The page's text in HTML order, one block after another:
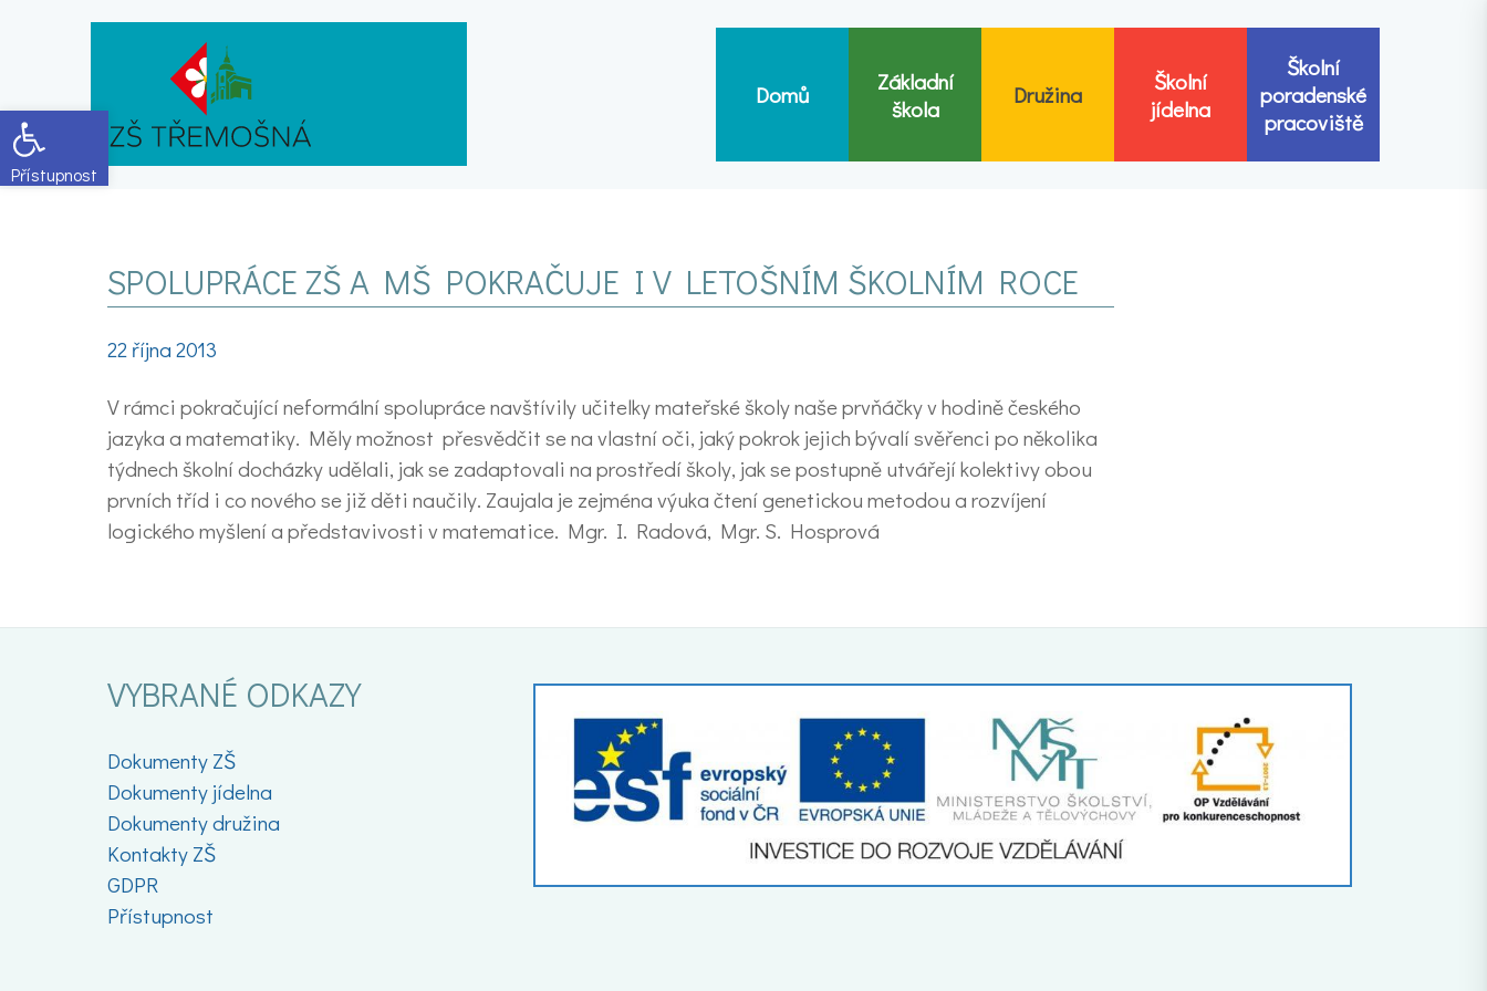
Open toolbar
Domů
Základní
škola
Družina
Školní
jídelna
Školní
poradenské
pracoviště
SPOLUPRÁCE ZŠ A MŠ POKRAČUJE I V LETOŠNÍM ŠKOLNÍM ROCE
22 října 2013
V rámci pokračující neformální spolupráce navštívily učitelky mateřské školy naše prvňáčky v hodině českého
jazyka a matematiky. Měly možnost přesvědčit se na vlastní oči, jaký pokrok jejich bývalí svěřenci po několika
týdnech školní docházky udělali, jak se zadaptovali na prostředí školy, jak se postupně utvářejí kolektivy obou
prvních tříd i co nového se již děti naučily. Zaujala je zejména výuka čtení genetickou metodou a rozvíjení
logického myšlení a představivosti v matematice. Mgr. I. Radová, Mgr. S. Hosprová
VYBRANÉ ODKAZY
Dokumenty ZŠ
Dokumenty jídelna
Dokumenty družina
Kontakty ZŠ
GDPR
Přístupnost